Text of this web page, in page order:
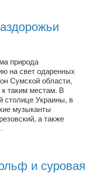
природа
на свет одаренных
Сумской области,
к таким местам. В
столице Украины, в
музыканты
а также
и суровая